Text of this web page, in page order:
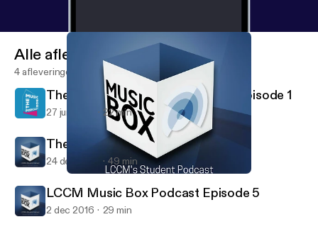
LCCM Music Box Podcast
Alle afleveringen
4 afleveringen
The Music Box Podcast Series 2 Episode 1
27 jun 2017 22 min
The Music Box Podcast Episode 6
24 dec 2016 49 min
LCCM Music Box Podcast Episode 5
2 dec 2016 29 min